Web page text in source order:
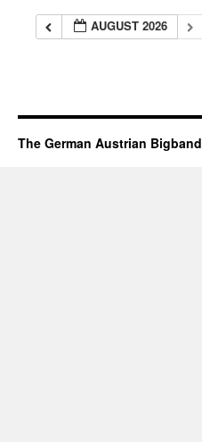
AUGUST 2026
The German Austrian Bigband